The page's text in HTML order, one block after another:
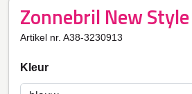
Zonnebril New Style
Artikel nr. A38-3230913
Kleur